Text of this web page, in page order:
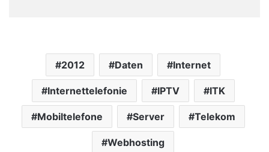
2012 Daten Internet
Internettelefonie IPTV ITK
Mobiltelefone Server Telekom
Webhosting